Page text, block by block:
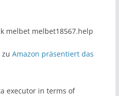
melbet melbet18567.help
zuAmazon präsentiert das
executor in terms of